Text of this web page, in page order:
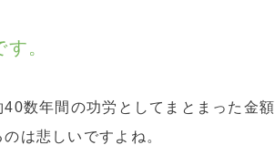
。
数年間の功労としてまとまった金額
は悲しいですよね。